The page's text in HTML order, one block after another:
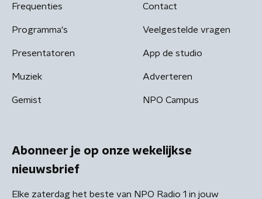
Frequenties
Programma's
Presentatoren
Muziek
Gemist
Contact
Veelgestelde vragen
App de studio
Adverteren
NPO Campus
Abonneer je op onze wekelijkse
nieuwsbrief
Elke zaterdag het beste van NPO Radio 1 in jouw